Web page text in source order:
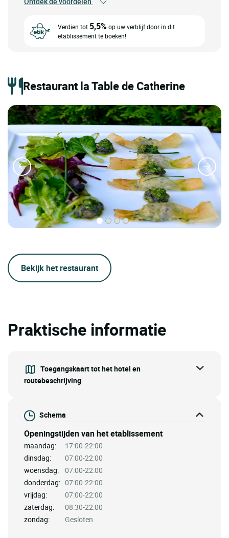
Verdien tot 5,5%op uw verblijf door in dit
etablissement te boeken!
Restaurant la Table de Catherine
Bekijk het restaurant
Praktische informatie
Toegangskaart tot het hotel en
routebeschrijving
Schema
Openingstijden van het etablissement
maandag:
17:00-22:00
dinsdag:
07:00-22:00
woensdag:
07:00-22:00
donderdag: 07:00-22:00
vrijdag:
07:00-22:00
zaterdag:
08:30-22:00
zondag:
Gesloten